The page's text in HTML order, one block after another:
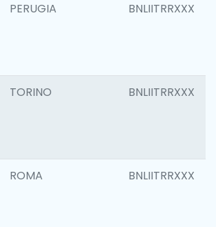
PERUGIA BNLIITRRXXX
TORINO BNLIITRRXXX
ROMA BNLIITRRXXX